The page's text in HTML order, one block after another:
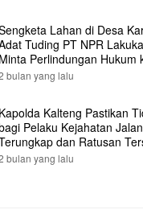
Lahan di Desa
Tuding PT NPR
Minta Perlindungan Hukum
bulan yang lalu
Kapolda Kalteng Pastikan
Pelaku Kejahatan
dan Ratusan
bulan yang lalu